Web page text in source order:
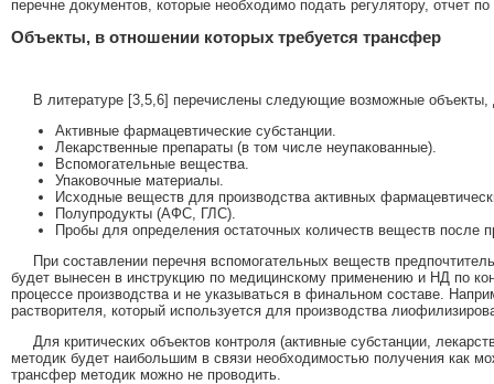
перечне документов, которые необходимо подать регулятору, отчет
Объекты, в отношении которых требуется трансфер
В литературе [3,5,6] перечислены следующие возможные
Активные фармацевтические субстанции.
Лекарственные препараты (в том числе неупакованные).
Вспомогательные вещества.
Упаковочные материалы.
Исходные веществ для производства активных
Полупродукты (АФС, ГЛС).
Пробы для определения остаточных количеств веществ после
При составлении перечня вспомогательных веществ
будет вынесен в инструкцию по медицинскому применению и НД по
процессе производства и не указываться в финальном составе.
растворителя, который используется для производства
Для критических объектов контроля (активные субстанции,
методик будет наибольшим в связи необходимостью получения как
трансфер методик можно не проводить.